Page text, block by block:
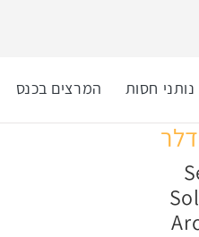
נותני חסות המרצים בכנס